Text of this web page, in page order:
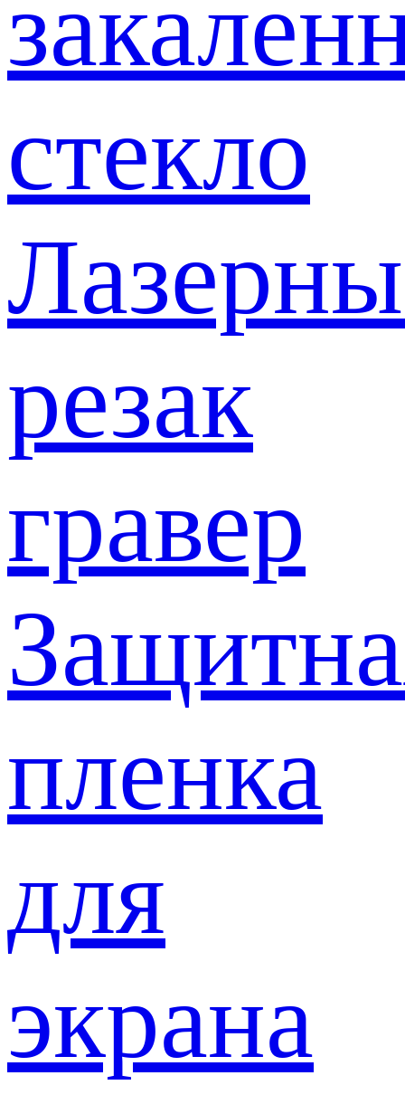
стекло
резак
гравер
пленка
для
экрана